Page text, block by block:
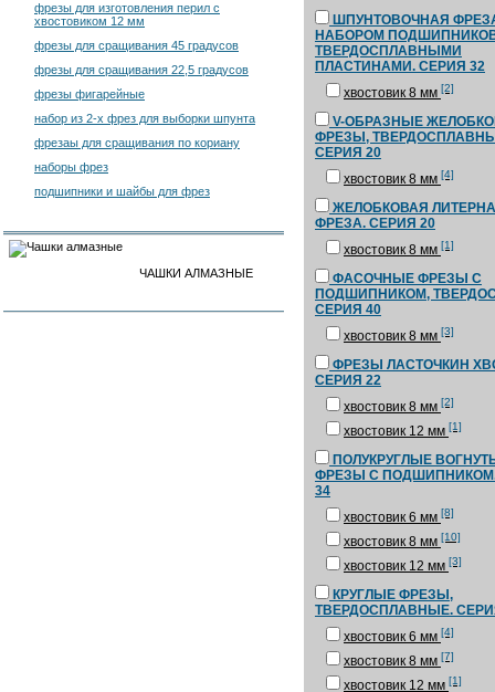
фрезы для изготовления перил с
хвостовиком 12 мм
фрезы для сращивания 45 градусов
фрезы для сращивания 22,5 градусов
фрезы фигарейные
набор из 2-х фрез для выборки шпунта
фрезаы для сращивания по кориану
наборы фрез
подшипники и шайбы для фрез
ЧАШКИ АЛМАЗНЫЕ
ШПУНТОВОЧНАЯ
НАБОРОМ
ТВЕРДОСПЛАВНЫМИ
ПЛАСТИНАМИ. СЕРИЯ 32
хвостовик 8 мм [2]
V-ОБРАЗНЫЕ
ФРЕЗЫ,
СЕРИЯ 20
хвостовик 8 мм [4]
ЖЕЛОБКОВАЯ
ФРЕЗА. СЕРИЯ 20
хвостовик 8 мм [1]
ФАСОЧНЫЕ ФРЕЗЫ С
ПОДШИПНИКОМ,
СЕРИЯ 40
хвостовик 8 мм [3]
ФРЕЗЫ ЛАСТОЧКИН
СЕРИЯ 22
хвостовик 8 мм [2]
хвостовик 12 мм [1]
ПОЛУКРУГЛЫЕ
ФРЕЗЫ С
34
хвостовик 6 мм [8]
хвостовик 8 мм [10]
хвостовик 12 мм [3]
КРУГЛЫЕ ФРЕЗЫ,
ТВЕРДОСПЛАВНЫЕ.
хвостовик 6 мм [4]
хвостовик 8 мм [7]
хвостовик 12 мм [1]